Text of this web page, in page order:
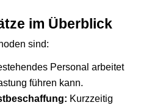
im Überblick
sind:
Personal arbeitet
führen kann.
Kurzzeitig